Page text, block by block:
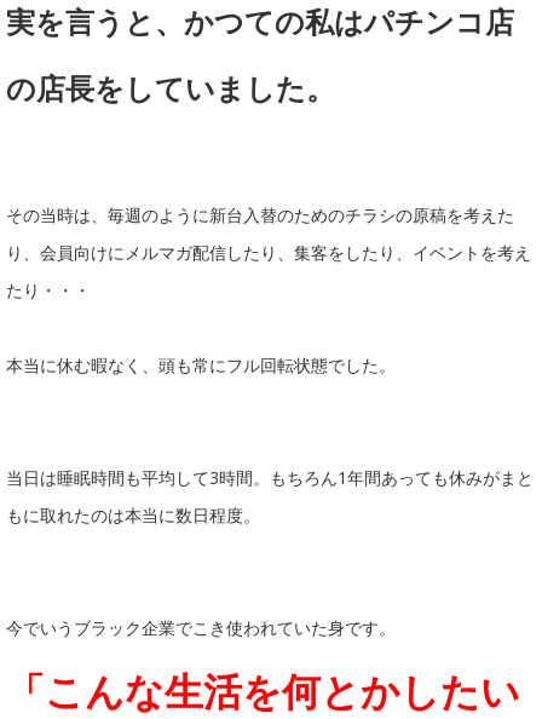
実を言うと、かつての私はパチンコ店
の店長をしていました。
その当時は、毎週のように新台入替のためのチラシの原稿を考えた
り、会員向けにメルマガ配信したり、集客をしたり、イベントを考え
たり・・・
本当に休む暇なく、頭も常にフル回転状態でした。
当日は睡眠時間も平均して3時間。もちろん1年間あっても休みがまと
もに取れたのは本当に数日程度。
今でいうブラック企業でこき使われていた身です。
「こんな生活を何とかしたい